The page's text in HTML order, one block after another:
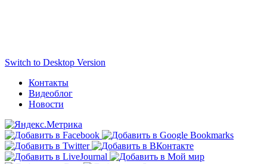
Switch to Desktop Version
Контакты
Видеоблог
Новости